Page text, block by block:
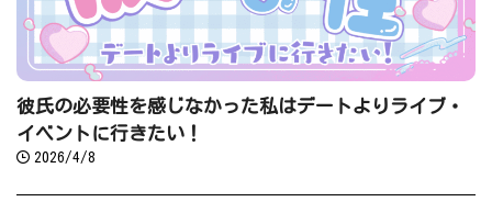
彼氏の必要性を感じなかった私はデートよりライブ・
イベントに行きたい！
2026/4/8